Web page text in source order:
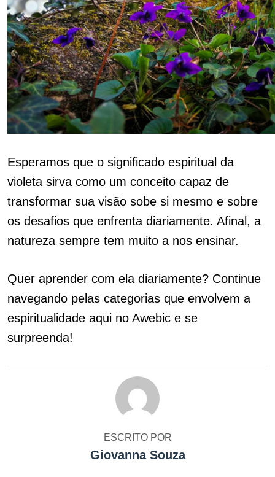
Esperamos que o significado espiritual da
violeta sirva como um conceito capaz de
transformar sua visão sobe si mesmo e sobre
os desafios que enfrenta diariamente. Afinal, a
natureza sempre tem muito a nos ensinar.
Quer aprender com ela diariamente? Continue
navegando pelas categorias que envolvem a
espiritualidade aqui no Awebic e se
surpreenda!
ESCRITO POR
Giovanna Souza